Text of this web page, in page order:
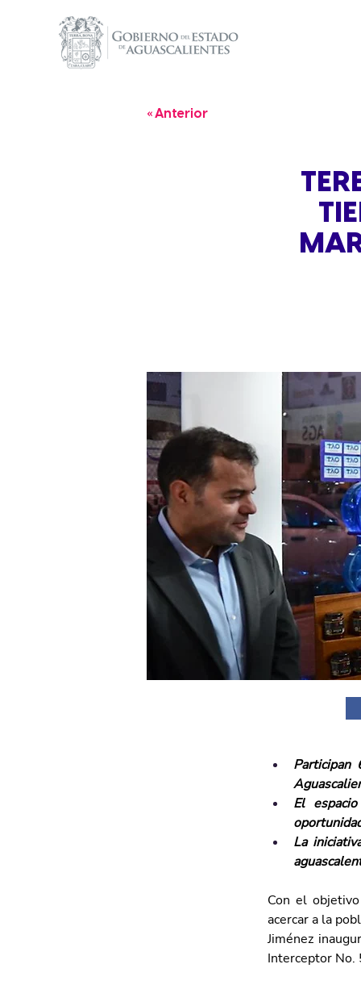
« Anterior
Participan
El
La
Con el
acercar a la
Jiménez
Interceptor No.